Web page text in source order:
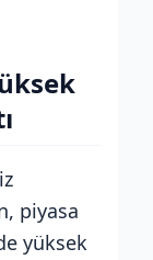
piyasa
yüksek